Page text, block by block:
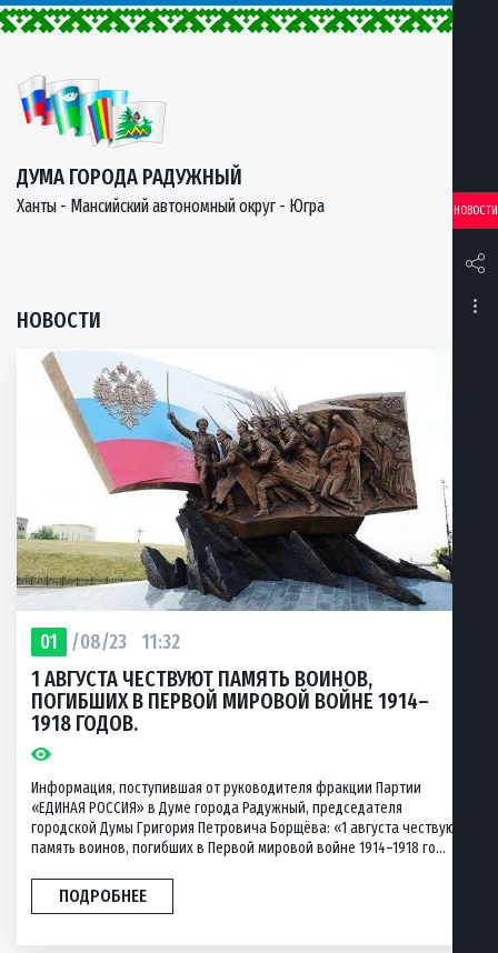
ДУМА ГОРОДА РАДУЖНЫЙ
Ханты - Мансийский автономный округ - Югра НОВОСТИ
НОВОСТИ
01 /08/23 11:32
1 АВГУСТА ЧЕСТВУЮТ ПАМЯТЬ ВОИНОВ,
ПОГИБШИХ В ПЕРВОЙ МИРОВОЙ ВОЙНЕ 1914–
1918 ГОДОВ.
Информация, поступившая от руководителя фракции Партии
«ЕДИНАЯ РОССИЯ» в Думе города Радужный, председателя
городской Думы Григория Петровича Борщёва: «1 августа чествуют
память воинов, погибших в Первой мировой войне 1914–1918 го...
ПОДРОБНЕЕ